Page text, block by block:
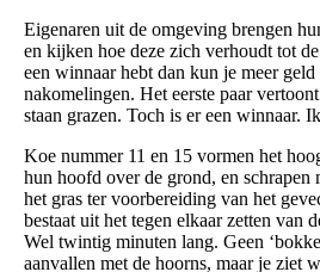
Eigenaren uit de omgeving brengen
en kijken hoe deze zich verhoudt tot
een winnaar hebt dan kun je meer
nakomelingen. Het eerste paar
staan grazen. Toch is er een winnaar.
Koe nummer 11 en 15 vormen het
hun hoofd over de grond, en schrapen
het gras ter voorbereiding van het
bestaat uit het tegen elkaar zetten van
Wel twintig minuten lang. Geen
aanvallen met de hoorns, maar je ziet